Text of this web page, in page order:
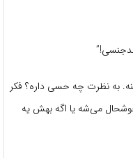
به نظرت چه حسی داره؟ فکر
می‌شه یا اگه بهش یه